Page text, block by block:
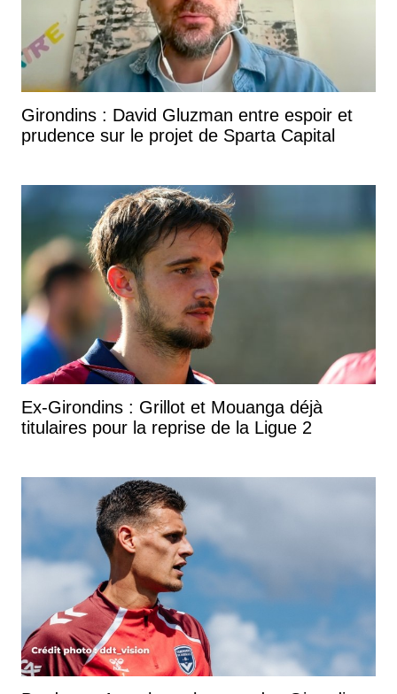
Girondins : David Gluzman entre espoir et
prudence sur le projet de Sparta Capital
Ex-Girondins : Grillot et Mouanga déjà
titulaires pour la reprise de la Ligue 2